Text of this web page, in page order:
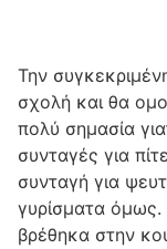
Την
σχολή και θα
πολύ σημασία
συνταγές για
συνταγή για
γυρίσματα όμως.
βρέθηκα στην